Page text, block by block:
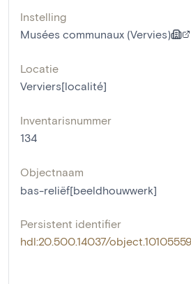
Instelling
Musées communaux (Vervies)
Locatie
Verviers[localité]
Inventarisnummer
134
Objectnaam
bas-reliëf[beeldhouwwerk]
Persistent identifier
hdl:20.500.14037/object.10105559